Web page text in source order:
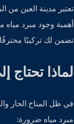
تعتبر مدينة العين من
أهمية وجود مبرد مياه
تضمن لك تركيبًا
لماذا تحتاج
في ظل المناخ الحار
مبرد مياه ضرورة: